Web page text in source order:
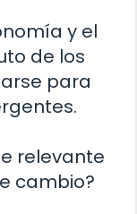
y el
de los
para
relevante
cambio?